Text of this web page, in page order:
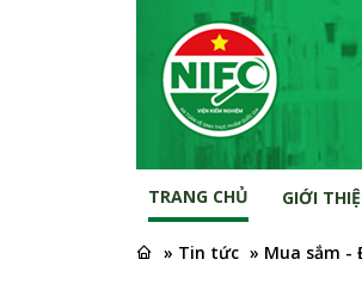
TRANG CHỦ GIỚI
» Tin tức » Mua sắm -